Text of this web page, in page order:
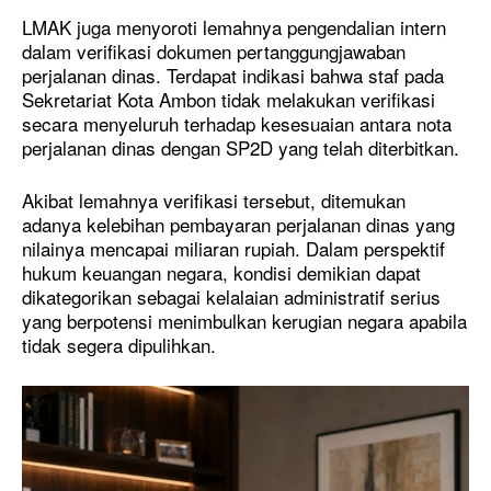
LMAK juga menyoroti lemahnya pengendalian intern
dalam verifikasi dokumen pertanggungjawaban
perjalanan dinas. Terdapat indikasi bahwa staf pada
Sekretariat Kota Ambon tidak melakukan verifikasi
secara menyeluruh terhadap kesesuaian antara nota
perjalanan dinas dengan SP2D yang telah diterbitkan.
Akibat lemahnya verifikasi tersebut, ditemukan
adanya kelebihan pembayaran perjalanan dinas yang
nilainya mencapai miliaran rupiah. Dalam perspektif
hukum keuangan negara, kondisi demikian dapat
dikategorikan sebagai kelalaian administratif serius
yang berpotensi menimbulkan kerugian negara apabila
tidak segera dipulihkan.